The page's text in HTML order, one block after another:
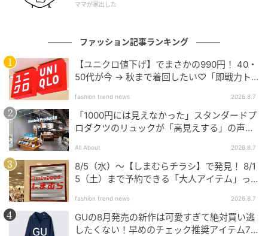
HITOSHI FUJIMAKI [FLAME]
【ミニ財布】
ママが家出した
ファッション記事ランキング
【ユニクロ値下げ】でまさかの990円！ 40・
50代が今 → 秋まで着回したい♡「即戦力ト
fashion trend news 2026.8.7
「1000円には見えなかった」スタンダードプ
ロダクツのリュックが「高見えする」の声。
All About 2026.8.7
8/5（水）〜【しまむらチラシ】で発見！ 8/1
5（土）まで予約できる「大人アイテム」っ
fashion trend news 2026.8.7
GUの8月発売の新作は可愛すぎて絶対買い逃
したくない！早めのチェック推奨アイテム7